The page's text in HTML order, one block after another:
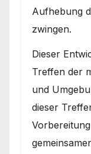
Aufhebung
zwingen.
Dieser
Treffen der
und
dieser